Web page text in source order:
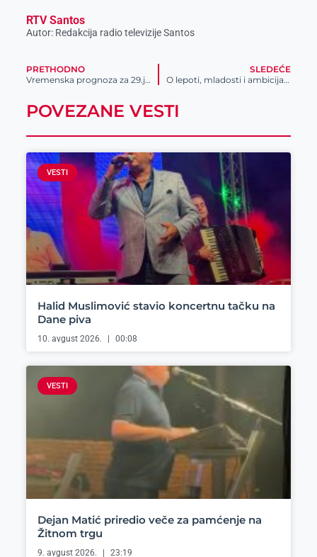
RTV Santos
Autor: Redakcija radio televizije Santos
PRETHODNO
Vremenska prognoza za 29.januar
SLEDEĆE
O lepoti, mladosti i ambicijama u „Vikendici“
POVEZANE VESTI
VESTI
Halid Muslimović stavio koncertnu tačku na
Dane piva
10. avgust 2026. 00:08
VESTI
Dejan Matić priredio veče za pamćenje na
Žitnom trgu
9. avgust 2026. 23:19